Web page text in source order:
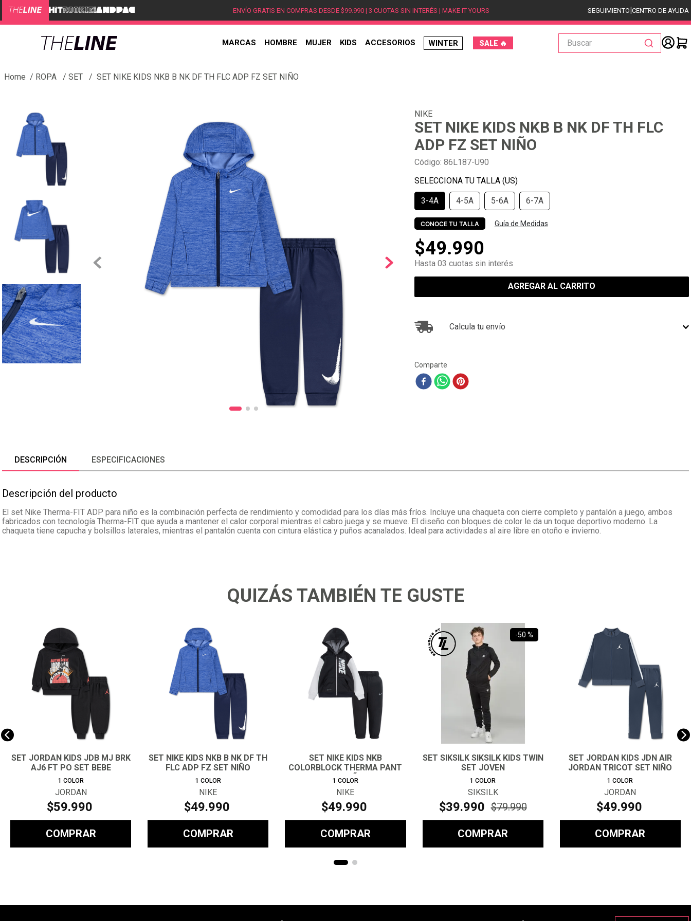
ENVÍO GRATIS EN COMPRAS DESDE $99.990 | 3 CUOTAS SIN INTERÉS | MAKE IT YOURS SEGUIMIENTO|CENTRO DE AYUDA
MARCAS HOMBRE MUJER KIDS ACCESORIOS WINTER SALE 🔥
Buscar
ROPA SET SET NIKE KIDS NKB B NK DF TH FLC ADP FZ SET NIÑO
NIKE
SET NIKE KIDS NKB B NK DF TH FLC
ADP FZ SET NIÑO
Código: 86L187-U90
3-4A 4-5A 5-6A 6-7A
CONOCE TU TALLA Guía de Medidas
$49.990
Hasta 03 cuotas sin interés
AGREGAR AL CARRITO
Calcula tu envío
Comparte
DESCRIPCIÓN ESPECIFICACIONES
Descripción del producto
El set Nike Therma-FIT ADP para niño es la combinación perfecta de rendimiento y comodidad para los días más fríos. Incluye una chaqueta con cierre completo y pantalón a juego, ambos
fabricados con tecnología Therma-FIT que ayuda a mantener el calor corporal mientras el cabro juega y se mueve. El diseño con bloques de color le da un toque deportivo moderno. La
chaqueta tiene capucha y bolsillos laterales, mientras el pantalón cuenta con cintura elástica y puños acanalados. Ideal para actividades al aire libre en otoño e invierno.
QUIZÁS TAMBIÉN TE GUSTE
SET JORDAN KIDS JDB MJ BRK
AJ6 FT PO SET BEBE
1 COLOR
JORDAN
$59.990
COMPRAR
SET NIKE KIDS NKB B NK DF TH
FLC ADP FZ SET NIÑO
1 COLOR
NIKE
$49.990
COMPRAR
SET NIKE KIDS NKB
COLORBLOCK THERMA PANT
SET NIÑO
1 COLOR
NIKE
$49.990
COMPRAR
-50 %
SET SIKSILK SIKSILK KIDS TWIN
SET JOVEN
1 COLOR
SIKSILK
$39.990 $79.990
COMPRAR
SET JORDAN KIDS JDN AIR
JORDAN TRICOT SET NIÑO
1 COLOR
JORDAN
$49.990
COMPRAR
10.